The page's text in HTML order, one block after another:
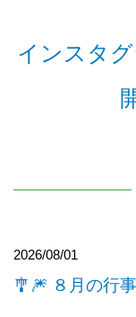
インスタ
2026/08/01
🎐🎆 ８月の行